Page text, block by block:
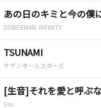
あの日のキミと今の僕
DOBERMAN INFINITY
TSUNAMI
サザンオールスターズ
[生音]それを愛と呼ぶ
Uru